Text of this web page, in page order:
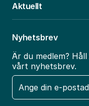
Aktuellt
Nyhetsbrev
Är du medlem?
vårt nyhetsbrev.
E-
post